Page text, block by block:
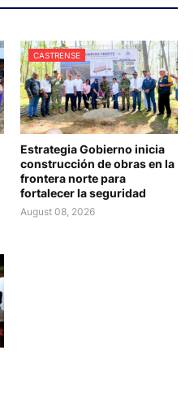
CASTRENSE
Estrategia Gobierno inicia
construcción de obras en la
frontera norte para
fortalecer la seguridad
August 08, 2026